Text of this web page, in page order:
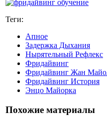
Теги:
Апное
Задержка Дыхания
Нырятельный Рефлекс
Фридайвинг
Фридайвинг Жан
Фридайвинг История
Энцо Майорка
Похожие материалы